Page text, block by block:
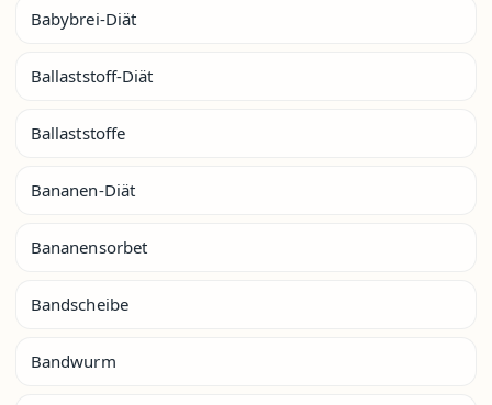
Babybrei-Diät
Ballaststoff-Diät
Ballaststoffe
Bananen-Diät
Bananensorbet
Bandscheibe
Bandwurm